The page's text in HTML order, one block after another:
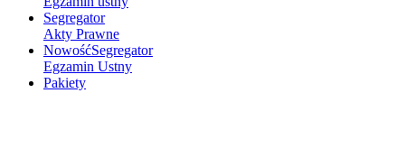
Segregator
Akty Prawne
NowośćSegregator
Egzamin Ustny
Pakiety